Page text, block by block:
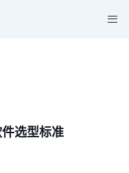
选型标准